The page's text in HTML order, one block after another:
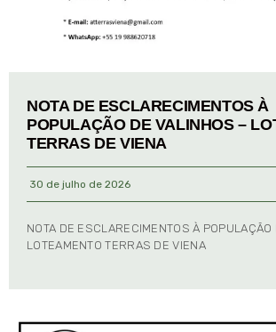
NOTA DE ESCLARECIMENTOS À
POPULAÇÃO DE VALINHOS –
TERRAS DE VIENA
30 de julho de 2026
NOTA DE ESCLARECIMENTOS À POPULAÇÃO
LOTEAMENTO TERRAS DE VIENA